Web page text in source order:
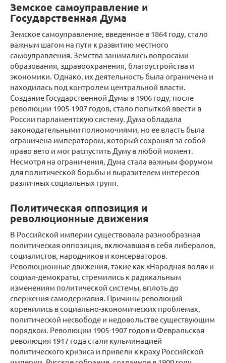
Земское самоуправление и
Государственная Дума
Земское самоуправление, введенное в 1864 году, стало
важным шагом на пути к развитию местного
самоуправления. Земства занимались вопросами
образования, здравоохранения, благоустройства и
экономики. Однако, их деятельность была ограничена и
находилась под контролем центральной власти.
Создание Государственной Думы в 1906 году, после
революции 1905-1907 годов, стало попыткой ввести в
России парламентскую систему. Дума обладала
законодательными полномочиями, но ее власть была
ограничена императором, который сохранял за собой
право вето и мог распустить Думу в любой момент.
Несмотря на ограничения, Дума стала важным форумом
для политической борьбы и выразителем интересов
различных социальных групп.
Политическая оппозиция и
революционные движения
В Российской империи существовала разнообразная
политическая оппозиция, включавшая в себя либералов,
социалистов, народников и консерваторов.
Революционные движения, такие как «Народная воля» и
социал-демократы, стремились к радикальным
изменениям политической системы, вплоть до
свержения самодержавия. Причины революций
коренились в социально-экономических проблемах,
политической несвободе и недовольстве существующим
порядком. Революции 1905-1907 годов и Февральская
революция 1917 года стали кульминацией
политического кризиса и привели к краху Российской